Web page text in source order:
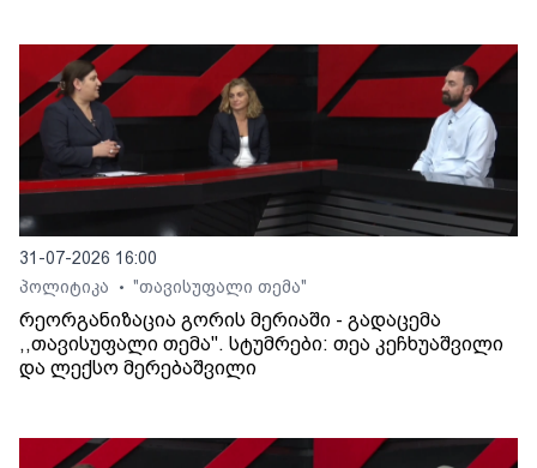
31-07-2026 16:00
პოლიტიკა
• "თავისუფალი თემა"
რეორგანიზაცია გორის მერიაში - გადაცემა
,,თავისუფალი თემა". სტუმრები: თეა კეჩხუაშვილი
და ლექსო მერებაშვილი